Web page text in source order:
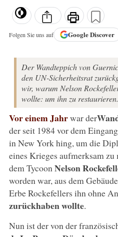
Folgen Sie uns auf GoogleDiscover
Der Wandteppich von
den UN-Sicherheitsrat
wir, warum Nelson
wollte: um ihn zu restaurieren.
Vor einem Jahrwar der
der seit 1984 vor dem
in New York hing, um die
eines Krieges aufmerksam zu
dem TycoonNelson
worden war, aus dem
Erbe Rockefellers ihn ohne
zurückhaben wollte.
Nun ist der von der